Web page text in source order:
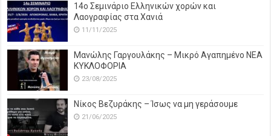
14o Σεμινάριο Ελληνικών χορών και
Λαογραφίας στα Χανιά
11/11/2025
Μανώλης Γαργουλάκης – Μικρό Αγαπημένο NEΑ
ΚΥΚΛΟΦΟΡΙΑ
23/08/2025
Νίκος Βεζυράκης – Ίσως να μη γεράσουμε
21/06/2025